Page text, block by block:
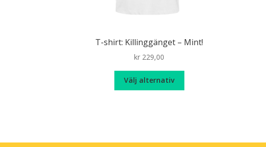
T-shirt: Killinggänget – Mint!
kr 229,00
Välj alternativ
De